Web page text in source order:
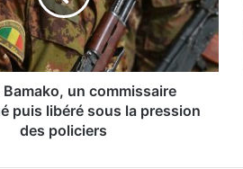
un commissaire
puis libéré sous la pression
des policiers